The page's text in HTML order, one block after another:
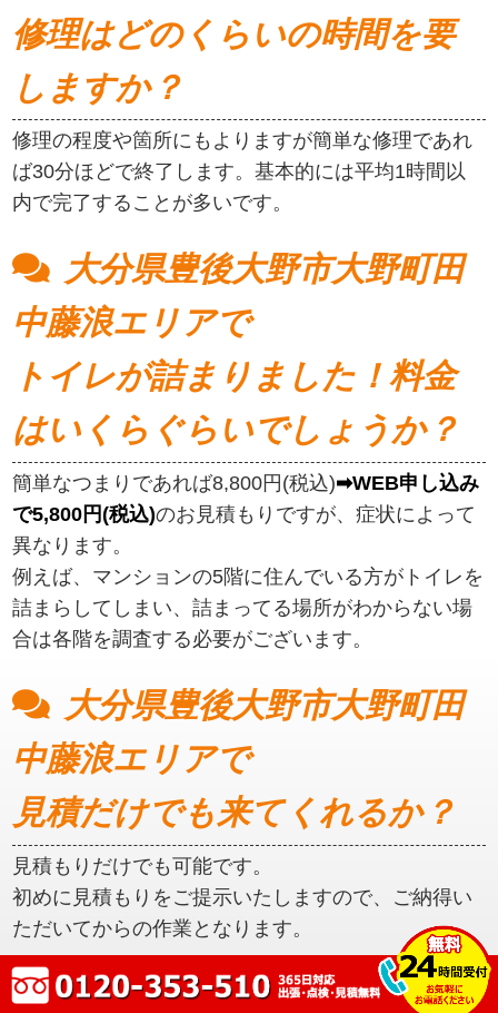
修理はどのくらいの時間を要
しますか？
修理の程度や箇所にもよりますが簡単な修理であれ
ば30分ほどで終了します。基本的には平均1時間以
内で完了することが多いです。
大分県豊後大野市大野町田
中藤浪エリアで
トイレが詰まりました！料金
はいくらぐらいでしょうか？
簡単なつまりであれば8,800円(税込)➡WEB申し込み
で5,800円(税込)のお見積もりですが、症状によって
異なります。
例えば、マンションの5階に住んでいる方がトイレを
詰まらしてしまい、詰まってる場所がわからない場
合は各階を調査する必要がございます。
大分県豊後大野市大野町田
中藤浪エリアで
見積だけでも来てくれるか？
見積もりだけでも可能です。
初めに見積もりをご提示いたしますので、ご納得い
ただいてからの作業となります。
大分県豊後大野市大野町田